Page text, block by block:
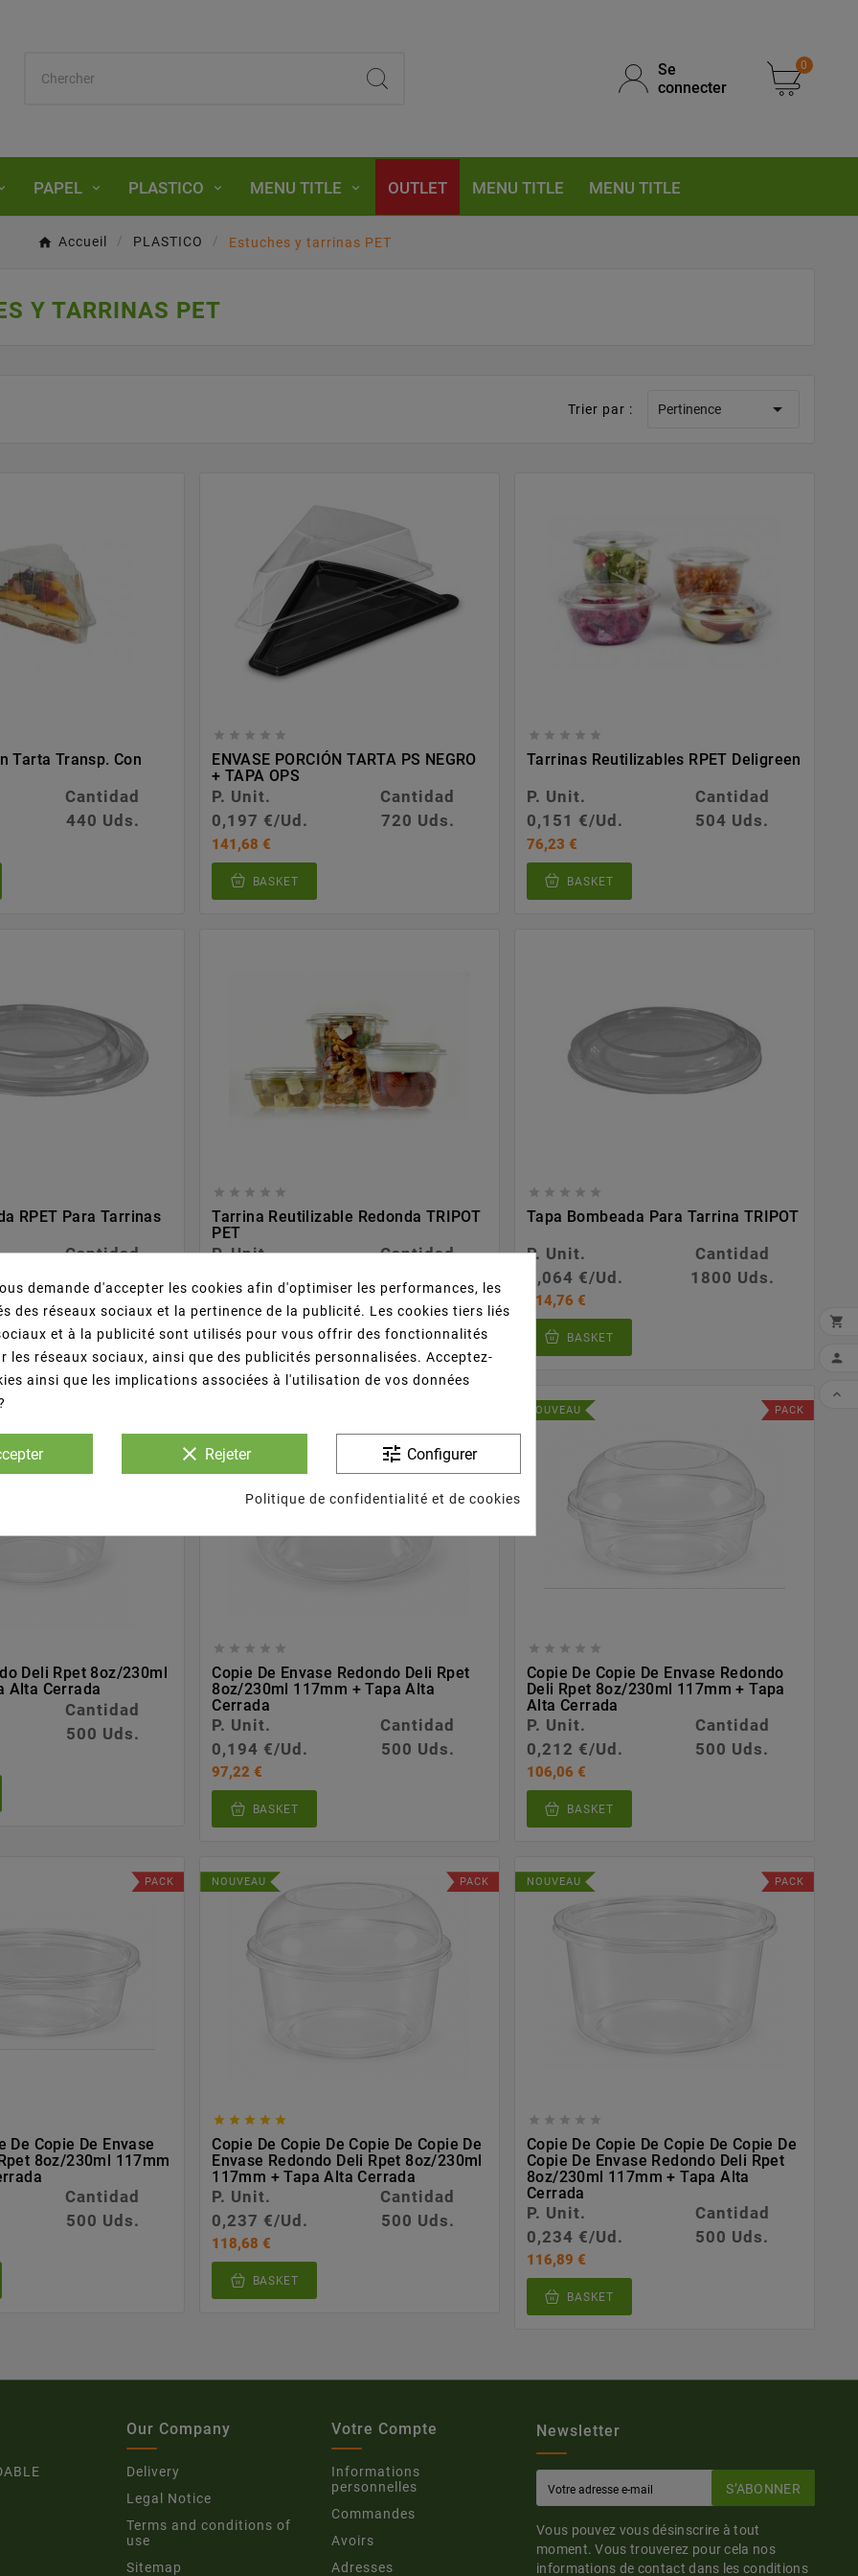
Se
connecter
0
PAPEL PLASTICO MENU TITLE OUTLET MENU TITLE MENU TITLE
Accueil PLASTICO Estuches y tarrinas PET
Y TARRINAS PET
Trier par : Pertinence 
Tarta Transp. Con
Cantidad
440 Uds.
    
ENVASE PORCIÓN TARTA PS NEGRO
+ TAPA OPS
P. Unit.
Cantidad
0,197 €/Ud.
720 Uds.
141,68 €
BASKET
    
Tarrinas Reutilizables RPET Deligreen
P. Unit.
Cantidad
0,151 €/Ud.
504 Uds.
76,23 €
BASKET
RPET Para Tarrinas
Cantidad
    
Tarrina Reutilizable Redonda TRIPOT
PET
P. Unit.
Cantidad
BASKET
    
Tapa Bombeada Para Tarrina TRIPOT
P. Unit.
Cantidad
0,064 €/Ud.
1800 Uds.
114,76 €
BASKET
Deli Rpet 8oz/230ml
Alta Cerrada
Cantidad
500 Uds.
    
Copie De Envase Redondo Deli Rpet
8oz/230ml 117mm + Tapa Alta
Cerrada
P. Unit.
Cantidad
0,194 €/Ud.
500 Uds.
97,22 €
BASKET
NOUVEAU PACK
    
Copie De Copie De Envase Redondo
Deli Rpet 8oz/230ml 117mm + Tapa
Alta Cerrada
P. Unit.
Cantidad
0,212 €/Ud.
500 Uds.
106,06 €
BASKET
PACK
De Copie De Envase
8oz/230ml 117mm
Cantidad
500 Uds.
NOUVEAU PACK
    
Copie De Copie De Copie De Copie De
Envase Redondo Deli Rpet 8oz/230ml
117mm + Tapa Alta Cerrada
P. Unit.
Cantidad
0,237 €/Ud.
500 Uds.
118,68 €
BASKET
NOUVEAU PACK
    
Copie De Copie De Copie De Copie De
Copie De Envase Redondo Deli Rpet
8oz/230ml 117mm + Tapa Alta
Cerrada
P. Unit.
Cantidad
0,234 €/Ud.
500 Uds.
116,89 €
BASKET
Our Company
Delivery
Legal Notice
Terms and conditions of
use
Sitemap
Votre Compte
Informations
personnelles
Commandes
Avoirs
Adresses
Newsletter
S’ABONNER
Vous pouvez vous désinscrire à tout
moment. Vous trouverez pour cela nos
informations de contact dans les conditions



demande d'accepter les cookies afin d'optimiser les performances, les
des réseaux sociaux et la pertinence de la publicité. Les cookies tiers liés
et à la publicité sont utilisés pour vous offrir des fonctionnalités
les réseaux sociaux, ainsi que des publicités personnalisées. Acceptez-
ainsi que les implications associées à l'utilisation de vos données
clear Rejeter tune Configurer
Politique de confidentialité et de cookies